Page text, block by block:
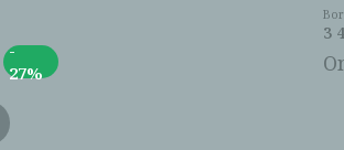
-
27%
3